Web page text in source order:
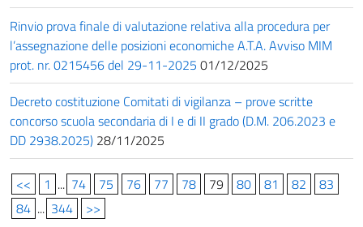
Rinvio prova finale di valutazione relativa alla procedura per
l’assegnazione delle posizioni economiche A.T.A. Avviso MIM
prot. nr. 0215456 del 29-11-2025 01/12/2025
Decreto costituzione Comitati di vigilanza – prove scritte
concorso scuola secondaria di I e di II grado (D.M. 206.2023 e
DD 2938.2025) 28/11/2025
<< 1 ... 74 75 76 77 78 79 80 81 82
83
84 ... 344 >>